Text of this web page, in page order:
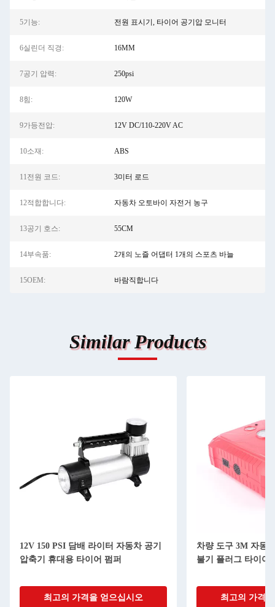
5기능: 전원 표시기, 타이어 공기압 모니터
6실린더 직경: 16MM
7공기 압력: 250psi
8힘: 120W
9가등전압: 12V DC/110-220V AC
10소재: ABS
11전원 코드: 3미터 로드
12적합합니다: 자동차 오토바이 자전거 농구
13공기 호스: 55CM
14부속품: 2개의 노즐 어댑터 1개의 스포츠 바늘
15OEM: 바람직합니다
Similar Products
12V 150 PSI 담배 라이터 자동차 공기
압축기 휴대용 타이어 펌퍼
최고의 가격을 얻으십시오
차량 도구 3M 자동
불기 플러그 타이어
최고의 가격